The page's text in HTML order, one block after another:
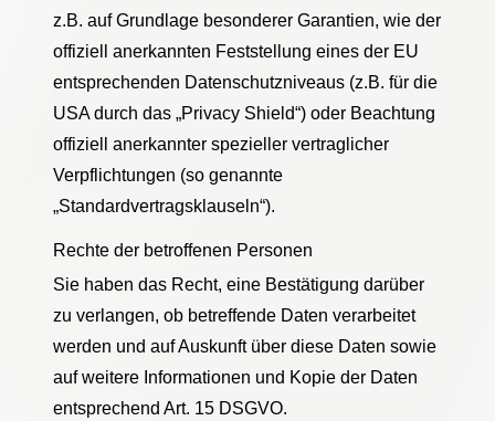
z.B. auf Grundlage besonderer Garantien, wie der
offiziell anerkannten Feststellung eines der EU
entsprechenden Datenschutzniveaus (z.B. für die
USA durch das „Privacy Shield“) oder Beachtung
offiziell anerkannter spezieller vertraglicher
Verpflichtungen (so genannte
„Standardvertragsklauseln“).
Rechte der betroffenen Personen
Sie haben das Recht, eine Bestätigung darüber
zu verlangen, ob betreffende Daten verarbeitet
werden und auf Auskunft über diese Daten sowie
auf weitere Informationen und Kopie der Daten
entsprechend Art. 15 DSGVO.